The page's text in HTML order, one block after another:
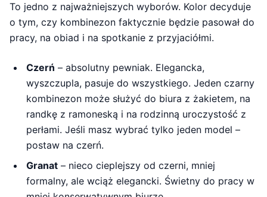
To jedno z najważniejszych wyborów. Kolor decyduje
o tym, czy kombinezon faktycznie będzie pasował do
pracy, na obiad i na spotkanie z przyjaciółmi.
Czerń – absolutny pewniak. Elegancka,
wyszczupla, pasuje do wszystkiego. Jeden czarny
kombinezon może służyć do biura z żakietem, na
randkę z ramoneską i na rodzinną uroczystość z
perłami. Jeśli masz wybrać tylko jeden model –
postaw na czerń.
Granat – nieco cieplejszy od czerni, mniej
formalny, ale wciąż elegancki. Świetny do pracy w